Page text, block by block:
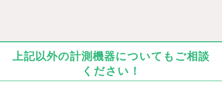
上記以外の計測機器についてもご相談
ください！